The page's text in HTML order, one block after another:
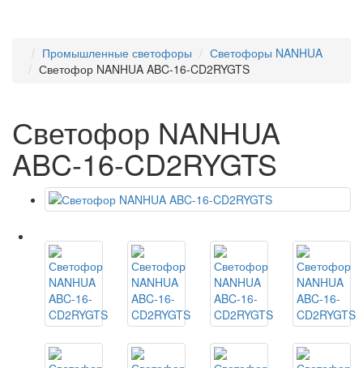
Промышленные светофоры
Светофоры NANHUA
Светофор NANHUA ABC-16-CD2RYGTS
Светофор NANHUA
ABC-16-CD2RYGTS